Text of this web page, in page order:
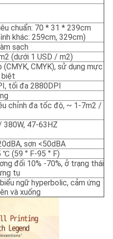
chuẩn: 70 * 31 * 239cm
khác: 259cm, 329cm)
sạch
(dưới 1 USD / m2)
(CMYK, CMYK), sử dụng mực
tối đa 2880DPI
chỉnh đa tốc độ, ~ 1-7m2 /
380W, 47-63HZ
sơn <50dBA
(59 ° F-95 ° F)
đối 10% -70%, ở trạng thái
tụ
ngữ hyperbolic, cảm ứng
và xuống